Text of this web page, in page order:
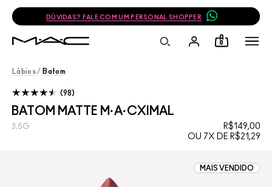
DÚVIDAS? FALE COM UM PERSONAL SHOPPER
0
Lábios / Batom
BATOM MATTE M·A·CXIMAL
R$149,00
OU 7X DE R$21,29
3.5G
98
MAIS VENDIDO